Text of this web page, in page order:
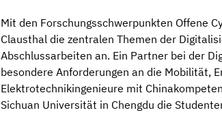
Mit den Forschungsschwerpunkten Offene
Clausthal die zentralen Themen der
Abschlussarbeiten an. Ein Partner bei der
besondere Anforderungen an die Mobilität,
Elektrotechnikingenieure mit
Sichuan Universität in Chengdu die